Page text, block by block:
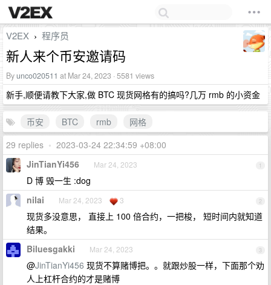
V2EX › 程序员
新人来个币安邀请码
Byunco020511 at Mar 24, 2023 · 5581 views
新手,顺便请教下大家,做 BTC 现货网格有的搞吗?几万 rmb 的小资金
币安 BTC rmb
网格
29 replies • 2023-03-24 22:34:59 +08:00
1
JinTianYi456 Mar 24, 2023
D 博 毁一生 :dog
2
nilai Mar 24, 2023 3
现货多没意思， 直接上 100 倍合约，一把梭， 短时间内就知道
结果。
3
Biluesgakki Mar 24, 2023
@JinTianYi456 现货不算赌博把。。就跟炒股一样，下面那个劝
人上杠杆合约的才是赌博